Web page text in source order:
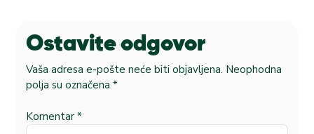
Ostavite odgovor
Vaša adresa e-pošte neće biti objavljena. Neophodna
polja su označena *
Komentar *